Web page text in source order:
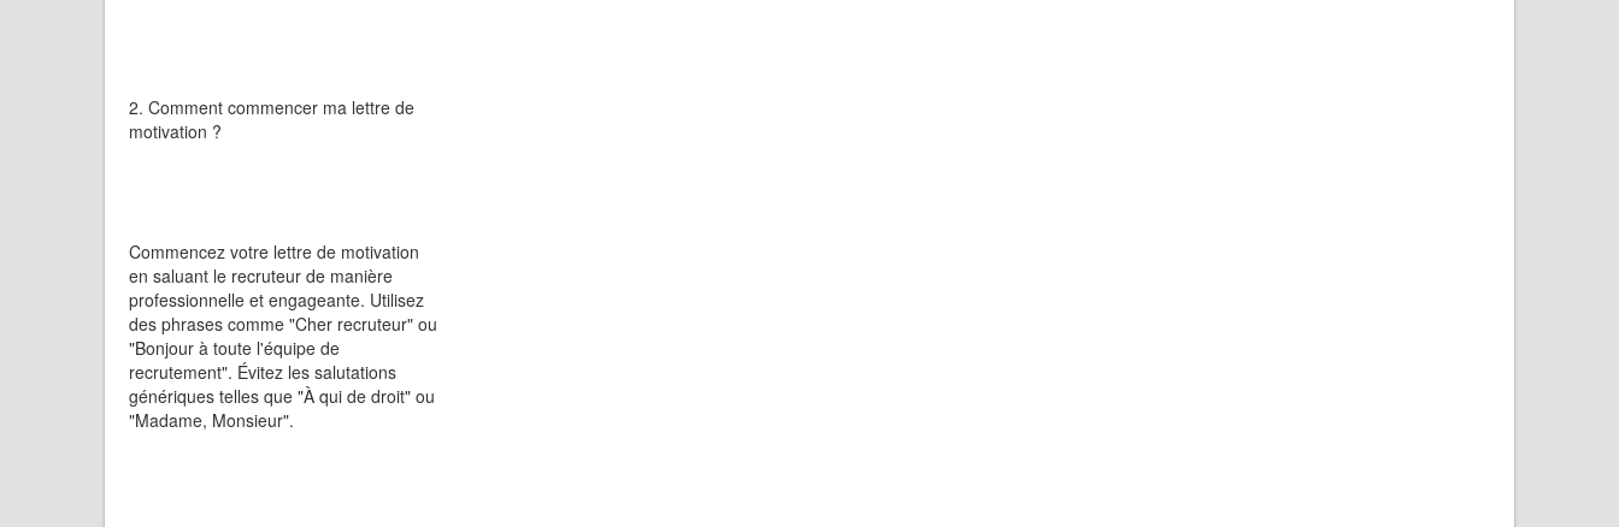
2. Comment commencer ma lettre de
motivation ?
Commencez votre lettre de motivation
en saluant le recruteur de manière
professionnelle et engageante. Utilisez
des phrases comme "Cher recruteur" ou
"Bonjour à toute l'équipe de
recrutement". Évitez les salutations
génériques telles que "À qui de droit" ou
"Madame, Monsieur".